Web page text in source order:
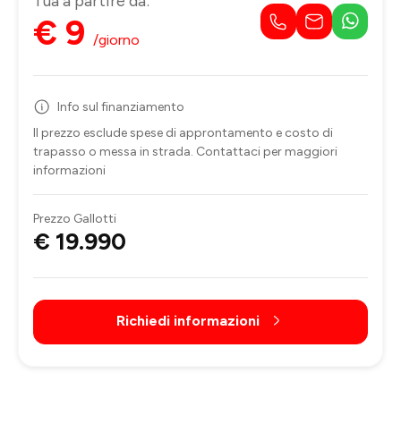
€ 9 /giorno
Info sul finanziamento
Il prezzo esclude spese di approntamento e costo di
trapasso o messa in strada. Contattaci per maggiori
informazioni
Prezzo Gallotti
€ 19.990
Richiedi informazioni